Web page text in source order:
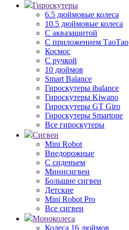
Гироскутеры
6.5 дюймовые колеса
10.5 дюймовые колеса
С аквазащитой
С приложением ТаоТао
Космос
С ручкой
10 дюймов
Smart Balance
Гироскутеры ibalance
Гироскутеры Kiwano
Гироскутеры GT Giro
Гироскутеры Smartone
Все гироскутеры
Сигвеи
Mini Robot
Внедорожные
С сиденьем
Минисигвеи
Большие сигвеи
Детские
Mini Robot Pro
Все сигвеи
Моноколеса
Колеса 16 дюймов